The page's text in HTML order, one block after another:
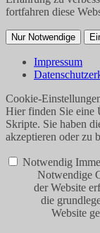
fortfahren diese
Nur Notwendige
Impressum
Cookie-
Hier finden Sie eine
Skripte. Sie haben
akzeptieren oder zu
Notwendig
Notwendige
der Website
die
Website